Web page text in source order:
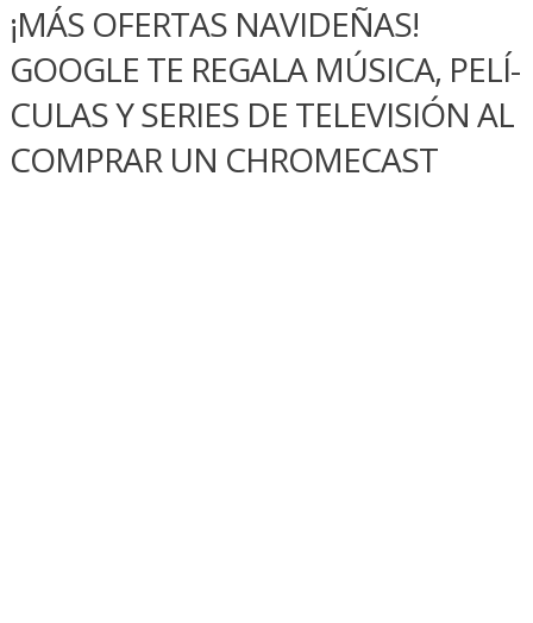
¡MÁS OFERTAS NAVIDEÑAS!
GOOGLE TE REGALA MÚSICA, PELÍ­
CULAS Y SERIES DE TELEVISIÓN AL
COMPRAR UN CHROMECAST